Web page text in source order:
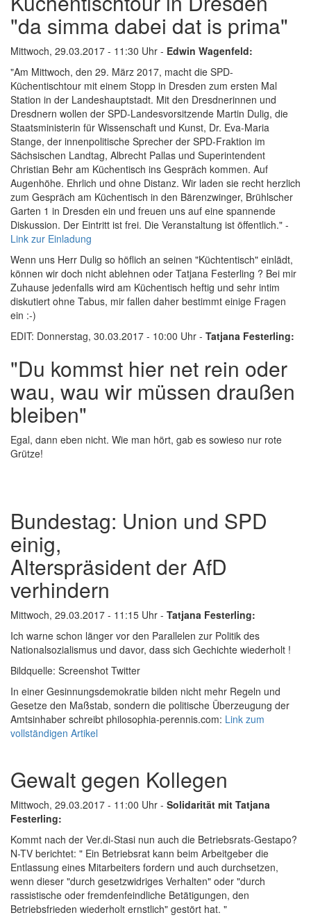
"da simma dabei dat is prima"
Mittwoch, 29.03.2017 - 11:30 Uhr - Edwin Wagenfeld:
"Am Mittwoch, den 29. März 2017, macht die SPD-
Küchentischtour mit einem Stopp in Dresden zum ersten Mal
Station in der Landeshauptstadt. Mit den Dresdnerinnen und
Dresdnern wollen der SPD-Landesvorsitzende Martin Dulig, die
Staatsministerin für Wissenschaft und Kunst, Dr. Eva-Maria
Stange, der innenpolitische Sprecher der SPD-Fraktion im
Sächsischen Landtag, Albrecht Pallas und Superintendent
Christian Behr am Küchentisch ins Gespräch kommen. Auf
Augenhöhe. Ehrlich und ohne Distanz. Wir laden sie recht herzlich
zum Gespräch am Küchentisch in den Bärenzwinger, Brühlscher
Garten 1 in Dresden ein und freuen uns auf eine spannende
Diskussion. Der Eintritt ist frei. Die Veranstaltung ist öffentlich." -
Link zur Einladung
Wenn uns Herr Dulig so höflich an seinen "Küchtentisch" einlädt,
können wir doch nicht ablehnen oder Tatjana Festerling ? Bei mir
Zuhause jedenfalls wird am Küchentisch heftig und sehr intim
diskutiert ohne Tabus, mir fallen daher bestimmt einige Fragen
ein :-)
EDIT: Donnerstag, 30.03.2017 - 10:00 Uhr - Tatjana Festerling:
"Du kommst hier net rein oder
wau, wau wir müssen draußen
bleiben"
Egal, dann eben nicht. Wie man hört, gab es sowieso nur rote
Grütze!
Bundestag: Union und SPD
einig,
Alterspräsident der AfD
verhindern
Mittwoch, 29.03.2017 - 11:15 Uhr - Tatjana Festerling:
Ich warne schon länger vor den Parallelen zur Politik des
Nationalsozialismus und davor, dass sich Gechichte wiederholt !
Bildquelle: Screenshot Twitter
In einer Gesinnungsdemokratie bilden nicht mehr Regeln und
Gesetze den Maßstab, sondern die politische Überzeugung der
Amtsinhaber schreibt philosophia-perennis.com: Link zum
vollständigen Artikel
Gewalt gegen Kollegen
Mittwoch, 29.03.2017 - 11:00 Uhr - Solidarität mit Tatjana
Festerling:
Kommt nach der Ver.di-Stasi nun auch die Betriebsrats-Gestapo?
N-TV berichtet: " Ein Betriebsrat kann beim Arbeitgeber die
Entlassung eines Mitarbeiters fordern und auch durchsetzen,
wenn dieser "durch gesetzwidriges Verhalten" oder "durch
rassistische oder fremdenfeindliche Betätigungen, den
Betriebsfrieden wiederholt ernstlich" gestört hat. "